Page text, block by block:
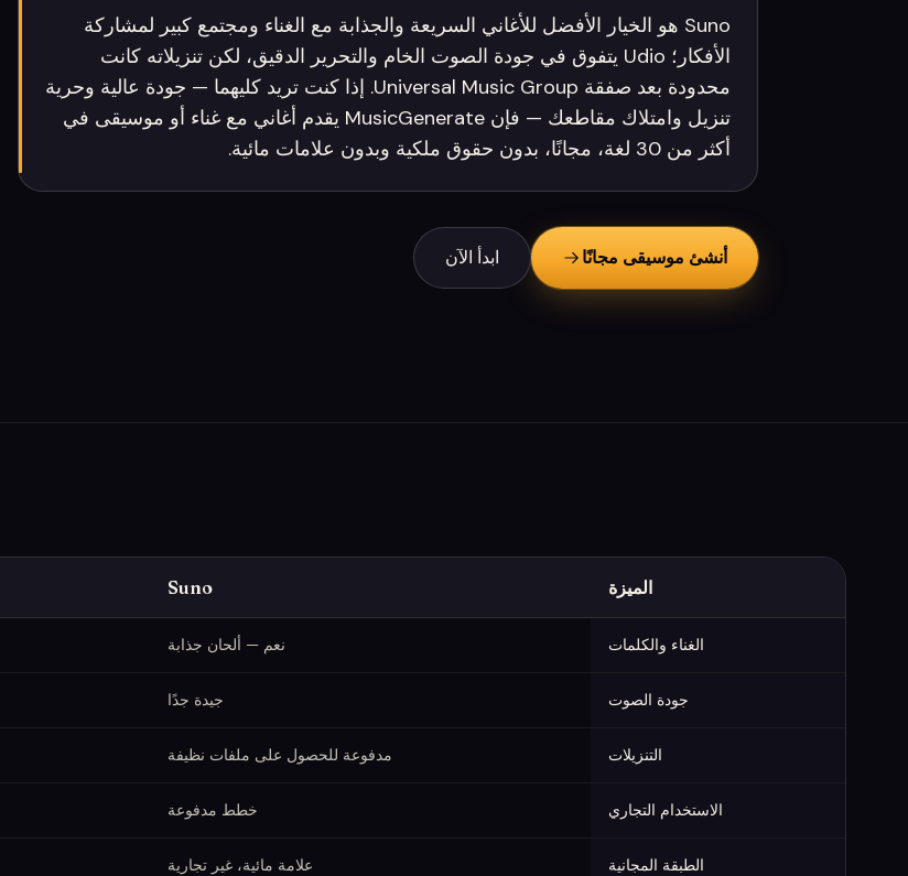
Suno هو الخيار الأفضل للأغاني السريعة والجذابة مع الغناء ومجتمع كبير لمشاركة
الأفكار؛ Udio يتفوق في جودة الصوت الخام والتحرير الدقيق، لكن تنزيلاته كانت
محدودة بعد صفقة Universal Music Group. إذا كنت تريد كليهما — جودة عالية وحرية
تنزيل وامتلاك مقاطعك — فإن MusicGenerate يقدم أغاني مع غناء أو موسيقى في
أكثر من 30 لغة، مجانًا، بدون حقوق ملكية وبدون علامات مائية.
أنشئ موسيقى مجانًا ابدأ الآن
الميزة Suno
الغناء والكلمات نعم — ألحان جذابة
جودة الصوت جيدة جدًا
التنزيلات مدفوعة للحصول على ملفات نظيفة
الاستخدام التجاري خطط مدفوعة
الطبقة المجانية علامة مائية، غير تجارية